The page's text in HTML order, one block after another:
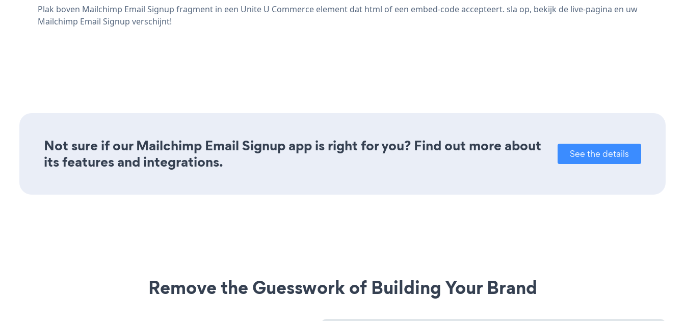
Plak boven Mailchimp Email Signup fragment in een Unite U Commerce element dat html of een embed-code accepteert. sla op, bekijk de live-pagina en uw
Mailchimp Email Signup verschijnt!
Not sure if our Mailchimp Email Signup app is right for you? Find out more about
its features and integrations.
See the details
Remove the Guesswork of Building Your Brand